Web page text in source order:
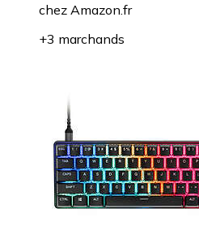
chez Amazon.fr
+3 marchands